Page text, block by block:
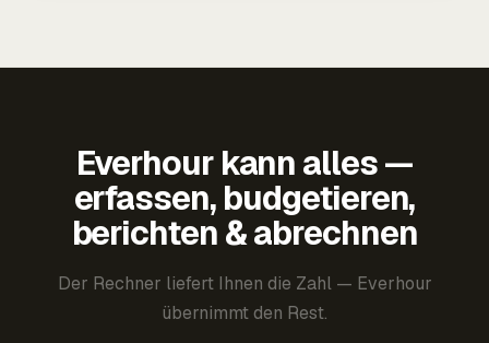
Everhour kann alles —
erfassen, budgetieren,
berichten & abrechnen
Der Rechner liefert Ihnen die Zahl — Everhour
übernimmt den Rest.